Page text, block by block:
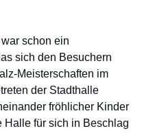
war schon ein
sich den Besuchern
Meisterschaften im
der Stadthalle
fröhlicher Kinder
Halle für sich in Beschlag